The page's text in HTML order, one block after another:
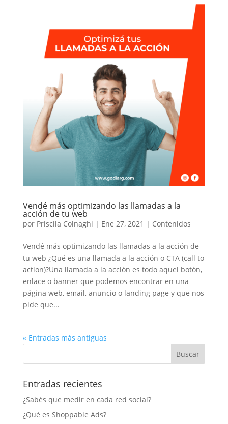
Vendé más optimizando las llamadas a la
acción de tu web
por Priscila Colnaghi | Ene 27, 2021 | Contenidos
Vendé más optimizando las llamadas a la acción de
tu web ¿Qué es una llamada a la acción o CTA (call to
action)?Una llamada a la acción es todo aquel botón,
enlace o banner que podemos encontrar en una
página web, email, anuncio o landing page y que nos
pide que...
« Entradas más antiguas
Entradas recientes
¿Sabés que medir en cada red social?
¿Qué es Shoppable Ads?